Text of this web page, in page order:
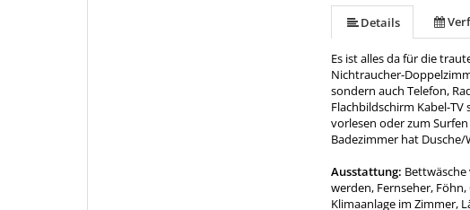
Details
Es ist alles da für die
Nichtraucher-
sondern auch Telefon,
Flachbildschirm Kabel-
vorlesen oder zum
Badezimmer hat Dusche/
Ausstattung:
werden, Fernseher,
Klimaanlage im Zimmer,